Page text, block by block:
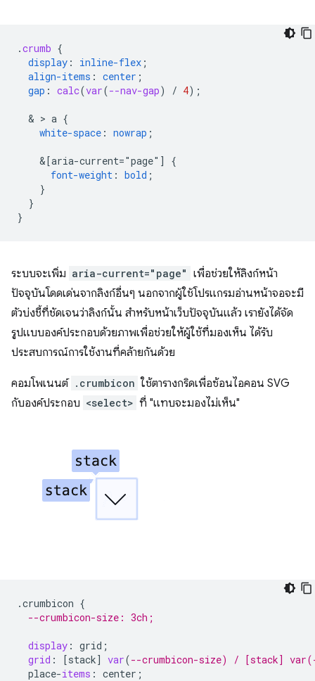
.crumb {
display : inline-flex ;
align-items : center ;
gap : calc(var(--nav-gap) / 4);
  & >
a {
white-space : nowrap ;
&[aria-current="page"]
{
font-weight : bold ;
}
}
}
ระบบจะเพิ่ม aria-current="page" เพื่อช่วยให้ลิงก์หน้า
ปัจจุบันโดดเด่นจากลิงก์อื่นๆ นอกจากผู้ใช้โปรแกรมอ่านหน้าจอจะมี
ตัวบ่งชี้ที่ชัดเจนว่าลิงก์นั้น สำหรับหน้าเว็บปัจจุบันแล้ว เรายังได้จัด
รูปแบบองค์ประกอบด้วยภาพเพื่อช่วยให้ผู้ใช้ที่มองเห็น ได้รับ
ประสบการณ์การใช้งานที่คล้ายกันด้วย
คอมโพเนนต์ .crumbicon ใช้ตารางกริดเพื่อซ้อนไอคอน SVG
กับองค์ประกอบ <select> ที่ "แทบจะมองไม่เห็น"
.crumbicon {
--crumbicon-size: 3ch;
display : grid ;
grid : [stack] var(--crumbicon-size) / [stack]
place-items : center ;